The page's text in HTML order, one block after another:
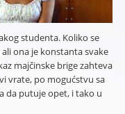
studenta. Koliko se
ona je konstanta svake
majčinske brige zahteva
vrate, po mogućstvu sa
da putuje opet, i tako u